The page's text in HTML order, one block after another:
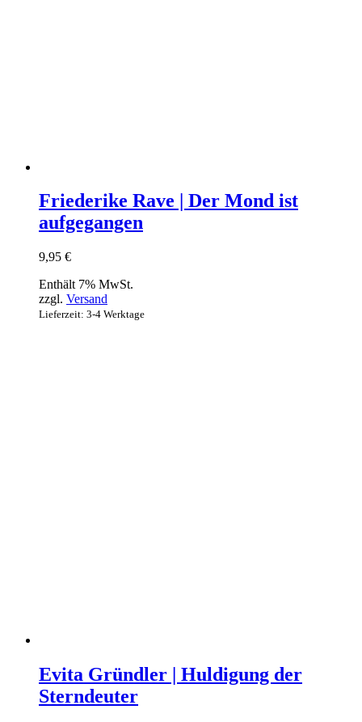
Friederike Rave | Der Mond ist
aufgegangen
9,95 €
Enthält 7% MwSt.
zzgl. Versand
Lieferzeit: 3-4 Werktage
Evita Gründler | Huldigung der
Sterndeuter